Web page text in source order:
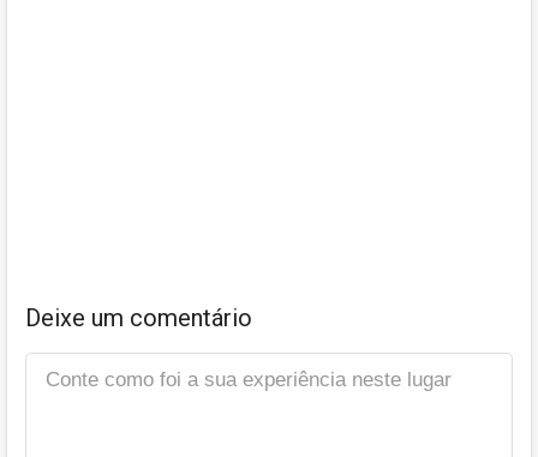
Deixe um comentário